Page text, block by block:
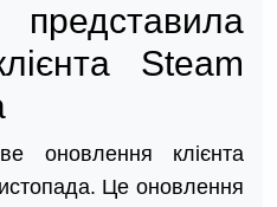
Steam
оновлення клієнта
Це оновлення